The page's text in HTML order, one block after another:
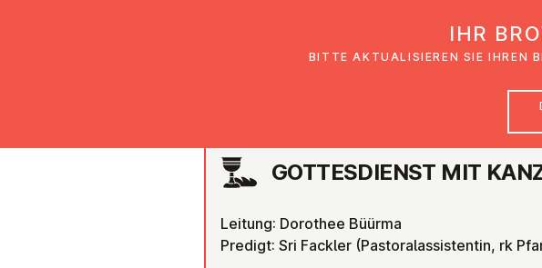
GOT­TES­DIENST MIT
Leitung: Dorothee Büürma
Predigt: Sri Fackler (Pastoralassistentin, rk
IHR
BITTE AKTUALISIEREN SIE IHREN